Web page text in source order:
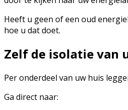
Heeft u geen of een oud
hoe u dat doet.
Zelf de isolatie van
Per onderdeel van uw huis
Ga direct naar: